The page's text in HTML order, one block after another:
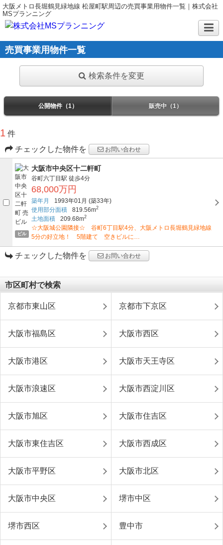
大阪メトロ長堀鶴見緑地線 松屋町駅周辺の売買事業用物件一覧｜株式会社
MSプランニング
売買事業用物件一覧
検索条件を変更
公開物件（1） 販売中（1）
1 件
チェックした物件を
お問い合わせ
ビル
大阪市中央区十二軒町
谷町六丁目駅 徒歩4分
68,000万円
築年月 1993年01月 (築33年)
使用部分面積
819.56m2
土地面積 209.68m2
☆大阪城公園隣接☆ 谷町6丁目駅4分、大阪メトロ長堀鶴見緑地線
5分の好立地！ 5階建て 空きビルに…
チェックした物件を お問い合わせ
市区町村で検索
京都市東山区 京都市下京区
大阪市福島区 大阪市西区
大阪市港区 大阪市天王寺区
大阪市浪速区 大阪市西淀川区
大阪市旭区 大阪市住吉区
大阪市東住吉区 大阪市西成区
大阪市平野区 大阪市北区
大阪市中央区 堺市中区
堺市西区 豊中市